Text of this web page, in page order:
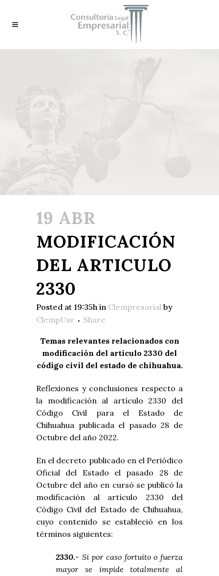
19 ABR
MODIFICACIÓN
DEL ARTICULO
2330
Posted at 19:35h in Clempresarial by
ClempUsr
Share
Temas relevantes relacionados con
modificación del articulo 2330 del
código civil del estado de chihuahua.
Reflexiones y conclusiones respecto a
la modificación al artículo 2330 del
Código Civil para el Estado de
Chihuahua publicada el pasado 28 de
Octubre del año 2022.
En el decreto publicado en el Periódico
Oficial del Estado el pasado 28 de
Octubre del año en cursó se publicó la
modificación al artículo 2330 del
Código Civil del Estado de Chihuahua,
cuyo contenido se estableció en los
términos siguientes:
2330.- Si por caso fortuito o fuerza
mayor se impide totalmente al